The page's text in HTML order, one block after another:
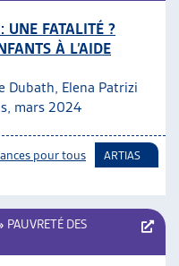
UNE FATALITÉ ?
À L’AIDE
Dubath, Elena Patrizi
mars 2024
pour tous
ARTIAS
PAUVRETÉ DES